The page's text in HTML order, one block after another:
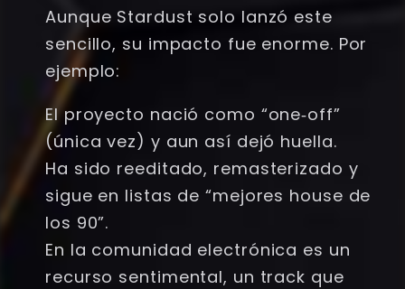
Aunque Stardust solo lanzó este
sencillo, su impacto fue enorme. Por
ejemplo:
El proyecto nació como “one‑off”
(única vez) y aun así dejó huella.
Ha sido reeditado, remasterizado y
sigue en listas de “mejores house de
los 90”.
En la comunidad electrónica es un
recurso sentimental, un track que